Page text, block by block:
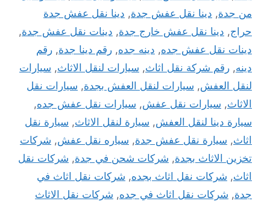
من جدة, دينا نقل عفش جدة, دينا نقل عفش جدة
حراج, دينا نقل عفش خارج جدة, دينات نقل عفش جدة,
دينات نقل عفش جده, دينه جده, رقم دينا جدة, رقم
دينه, رقم شركة نقل اثاث, سيارات لنقل الاثاث, سيارات
لنقل العفش, سيارات لنقل العفش بجدة, سيارات نقل
الاثاث, سيارات نقل عفش, سيارات نقل عفش جده,
سيارة دينا لنقل العفش, سيارة لنقل الاثاث, سيارة نقل
اثاث, سيارة نقل عفش جدة, سياره نقل عفش, شركات
تخزين الاثاث بجدة, شركات شحن في جدة, شركات نقل
اثاث, شركات نقل اثاث بجده, شركات نقل اثاث في
جدة, شركات نقل اثاث في جده, شركات نقل الاثاث